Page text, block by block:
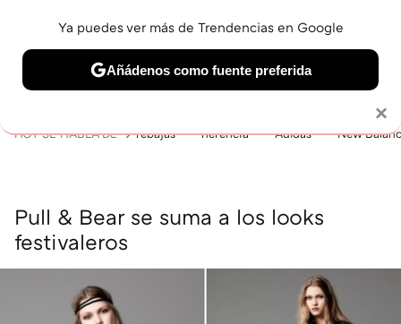
BELLEZA SHOPPING VIAJES GASTRO SNEAKERS
HOY SE HABLA DE rebajas herencia Adidas New
Pull & Bear se suma a los looks
festivaleros
×
Ya puedes ver más de Trendencias en Google
Añádenos como fuente preferida